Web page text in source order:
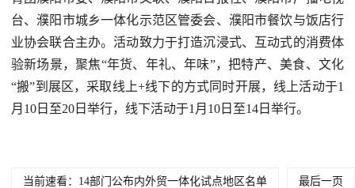
台、濮阳市城乡一体化示范区管委会、濮阳市餐饮与饭店行
业协会联合主办。活动致力于打造沉浸式、互动式的消费体
验新场景，聚焦“年货、年礼、年味”，把特产、美食、文化
“搬”到展区，采取线上+线下的方式同时开展，线上活动于1
月10日至20日举行，线下活动于1月10日至14日举行。
当前速看：14部门公布内外贸一体化试点地区名单 最后一页